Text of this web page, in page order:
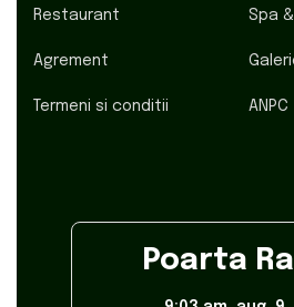
Restaurant Spa
Agrement
Termeni si conditii ANPC
Poarta